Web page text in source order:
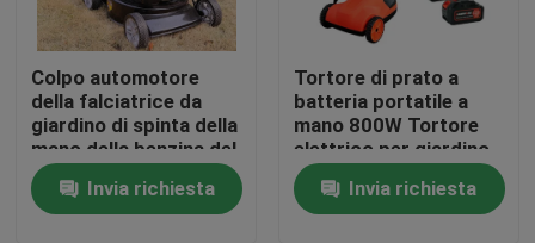
Casa.
Prodotti
Colpo automotore
della falciatrice da
giardino di spinta della
mano della benzina del
giardino 4
Invia richiesta
Tortore di prato a
batteria portatile a
mano 800W Tortore
elettrico per giardino
Invia richiesta